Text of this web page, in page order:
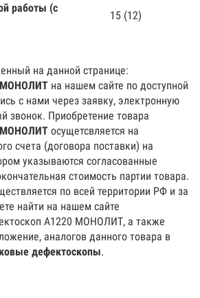
работы (с
15 (12)
на данной странице:
МОНОЛИТ на нашем сайте по доступной
с нами через заявку, электронную
звонок. Приобретение товара
МОНОЛИТ осущетсвляется на
счета (договора поставки) на
указываются согласованные
стоимость партии товара.
по всей территории РФ и за
найти на нашем сайте
А1220 МОНОЛИТ, а также
аналогов данного товара в
дефектоскопы.